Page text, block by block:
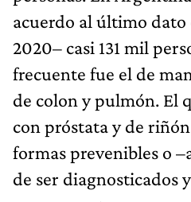
acuerdo al último
2020– casi 131 mil
frecuente fue el de
de colon y pulmón. El
con próstata y de
formas prevenibles o
de ser diagnosticados